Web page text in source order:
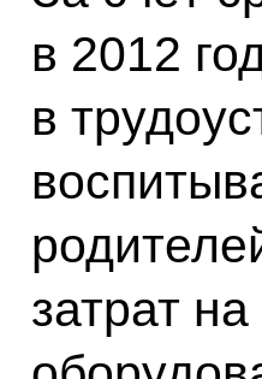
в 2012
в
затрат